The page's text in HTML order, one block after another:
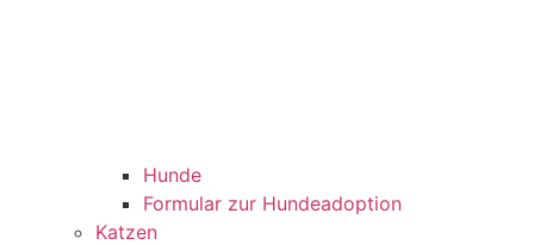
Hunde
Formular zur Hundeadoption
Katzen